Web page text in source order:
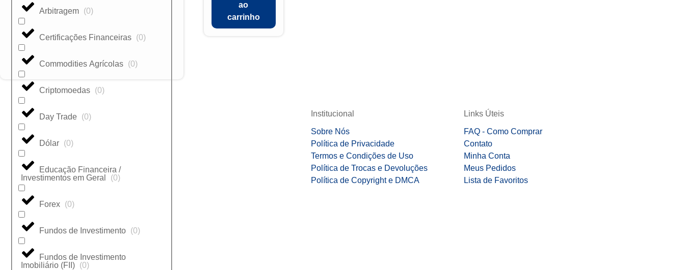
Arbitragem (0)
Certificações Financeiras (0)
Commodities Agrícolas (0)
Criptomoedas (0)
Day Trade (0)
Dólar (0)
Educação Financeira /
Investimentos em Geral
(0)
Forex (0)
Fundos de Investimento (0)
Fundos de Investimento
Imobiliário (FII) (0)
ao
carrinho
Institucional
Sobre Nós
Política de Privacidade
Termos e Condições de Uso
Política de Trocas e Devoluções
Política de Copyright e DMCA
Links Úteis
FAQ - Como Comprar
Contato
Minha Conta
Meus Pedidos
Lista de Favoritos